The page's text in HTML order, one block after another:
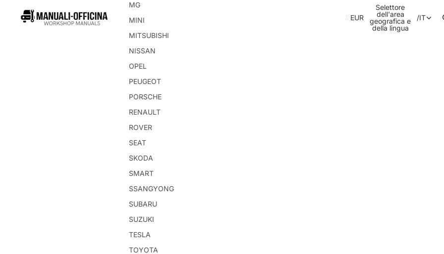
MG
MINI
MITSUBISHI
NISSAN
OPEL
PEUGEOT
PORSCHE
RENAULT
ROVER
SEAT
SKODA
SMART
SSANGYONG
SUBARU
SUZUKI
TESLA
TOYOTA
EUR
Selettore
dell'area
geografica e
della lingua
/IT